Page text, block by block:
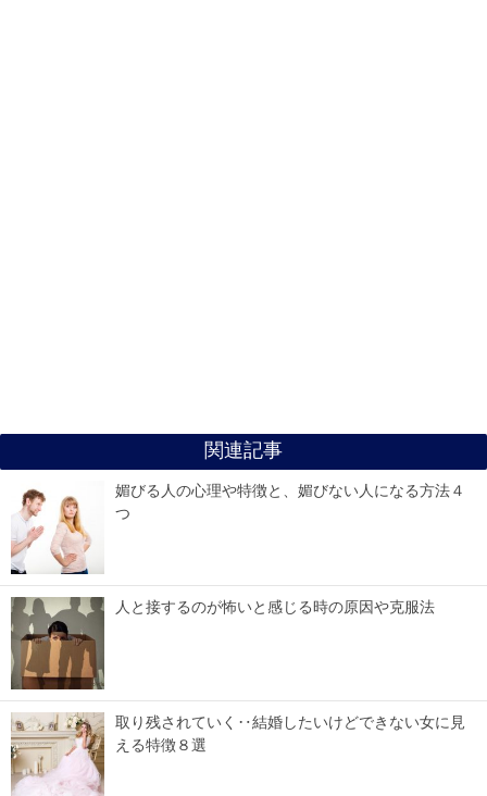
関連記事
媚びる人の心理や特徴と、媚びない人になる方法４
つ
人と接するのが怖いと感じる時の原因や克服法
取り残されていく‥結婚したいけどできない女に見
える特徴８選